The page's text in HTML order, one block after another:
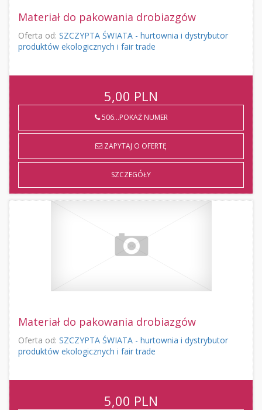
Materiał do pakowania drobiazgów
Oferta od: SZCZYPTA ŚWIATA - hurtownia i dystrybutor
produktów ekologicznych i fair trade
5,00 PLN
506...POKAŻ NUMER
ZAPYTAJ O OFERTĘ
SZCZEGÓŁY
Materiał do pakowania drobiazgów
Oferta od: SZCZYPTA ŚWIATA - hurtownia i dystrybutor
produktów ekologicznych i fair trade
5,00 PLN